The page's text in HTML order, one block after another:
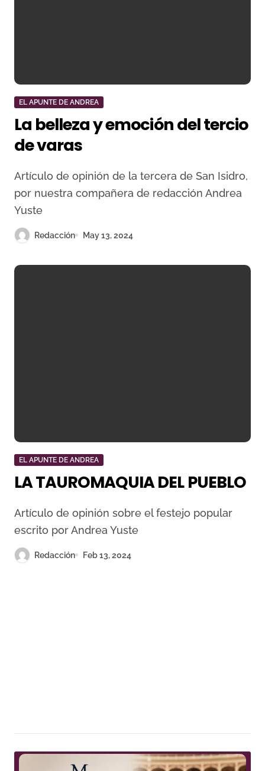
EL APUNTE DE ANDREA
La belleza y emoción del tercio
de varas
Artículo de opinión de la tercera de San Isidro,
por nuestra compañera de redacción Andrea
Yuste
Redacción May 13, 2024
EL APUNTE DE ANDREA
LA TAUROMAQUIA DEL PUEBLO
Artículo de opinión sobre el festejo popular
escrito por Andrea Yuste
Redacción Feb 13, 2024